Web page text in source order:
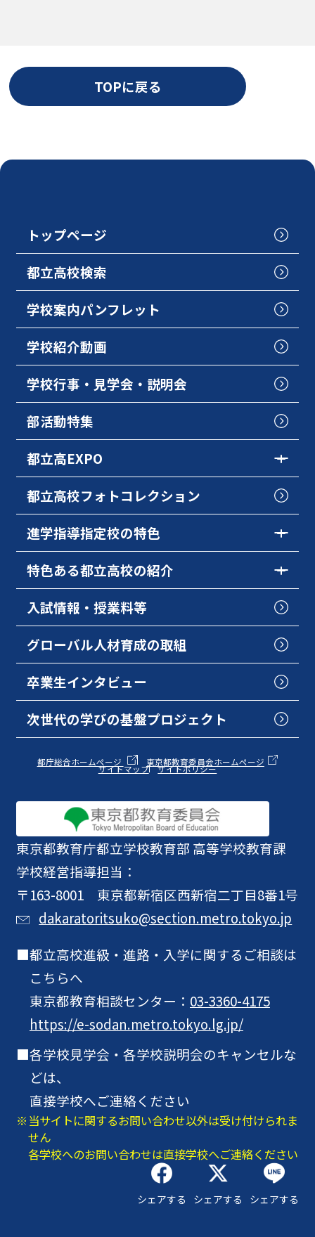
TOPに戻る
東京都教育庁都立学校教育部 高等学校教育課
学校経営指導担当：
〒163-8001 東京都新宿区西新宿二丁目8番1号
dakaratoritsuko@section.metro.tokyo.jp
都立高校進級・進路・入学に関するご相談は
こちらへ
東京都教育相談センター： 03-3360-4175
https://e-sodan.metro.tokyo.lg.jp/
各学校見学会・各学校説明会のキャンセルな
どは、
直接学校へご連絡ください
当サイトに関するお問い合わせ以外は受け付けられま
せん
各学校へのお問い合わせは直接学校へご連絡ください
シェアする シェアする シェアする
トップページ
都立高校検索
学校案内パンフレット
学校紹介動画
学校行事・見学会・説明会
部活動特集
都立高EXPO
都立高校フォトコレクション
進学指導指定校の特色
特色ある都立高校の紹介
入試情報・授業料等
グローバル人材育成の取組
卒業生インタビュー
次世代の学びの基盤プロジェクト
都庁総合ホームページ 東京都教育委員会ホームページ
サイトマップ サイトポリシー